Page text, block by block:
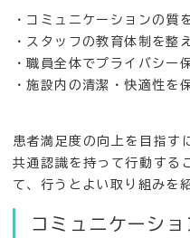
・コミュニケーションの質
・スタッフの教育体制を整
・職員全体でプライバシー
・施設内の清潔・快適性を
患者満足度の向上を目指す
共通認識を持って行動する
て、行うとよい取り組みを
コミュニケーシ